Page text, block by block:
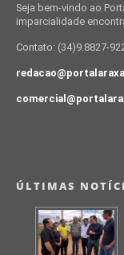
Seja bem-vindo ao
imparcialidade
Contato: (34)9.8827-
ÚLTIMAS